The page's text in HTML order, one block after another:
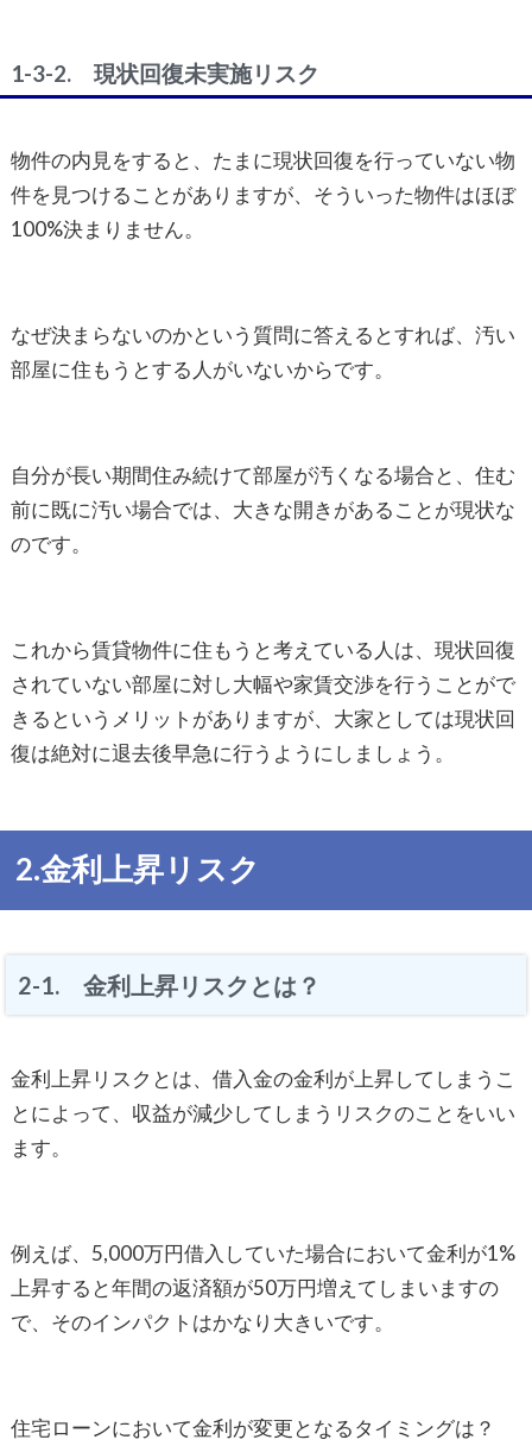
1-3-2. 現状回復未実施リスク
物件の内見をすると、たまに現状回復を行っていない物
件を見つけることがありますが、そういった物件はほぼ
100%決まりません。
なぜ決まらないのかという質問に答えるとすれば、汚い
部屋に住もうとする人がいないからです。
自分が長い期間住み続けて部屋が汚くなる場合と、住む
前に既に汚い場合では、大きな開きがあることが現状な
のです。
これから賃貸物件に住もうと考えている人は、現状回復
されていない部屋に対し大幅や家賃交渉を行うことがで
きるというメリットがありますが、大家としては現状回
復は絶対に退去後早急に行うようにしましょう。
2.金利上昇リスク
2-1. 金利上昇リスクとは？
金利上昇リスクとは、借入金の金利が上昇してしまうこ
とによって、収益が減少してしまうリスクのことをいい
ます。
例えば、5,000万円借入していた場合において金利が1%
上昇すると年間の返済額が50万円増えてしまいますの
で、そのインパクトはかなり大きいです。
住宅ローンにおいて金利が変更となるタイミングは？